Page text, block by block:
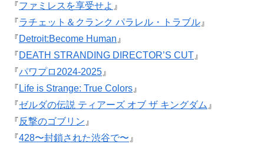
『ファミレスを享受せよ 』
『ラチェット＆クランク パラレル・トラブル 』
『Detroit:Become Human 』
『DEATH STRANDING DIRECTOR’S CUT 』
『パワプロ2024-2025 』
『 Life is Strange: True Colors 』
『ゼルダの伝説 ティアーズ オブ ザ キングダム 』
『反撃のゴブリン 』
『428〜封鎖された渋谷で〜 』